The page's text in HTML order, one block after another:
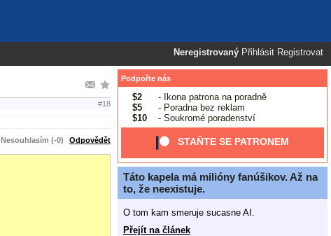
Neregistrovaný Přihlásit Registrovat
#18
Nesouhlasím (-0) Odpovědět
Podpořte nás
$2
- Ikona patrona na poradně
$5
- Poradna bez reklam
$10
- Soukromé poradenství
STAŇTE SE PATRONEM
Táto kapela má milióny fanúšikov. Až na
to, že neexistuje.
O tom kam smeruje sucasne AI.
Přejít na článek